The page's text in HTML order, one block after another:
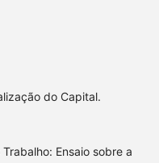
do Capital.
Ensaio sobre a